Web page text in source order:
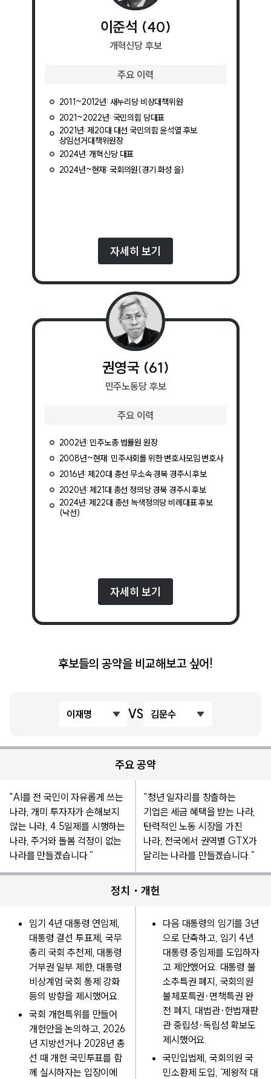
이준석 (40)
개혁신당후보
주요 이력
2011~2012년: 새누리당 비상대책위원
2021~2022년: 국민의힘 당대표
2021년: 제20대 대선 국민의힘 윤석열 후보
상임선거대책위원장
2024년: 개혁신당 대표
2024년~현재: 국회의원(경기 화성 을)
자세히 보기
권영국 (61)
민주노동당후보
주요 이력
2002년: 민주노총 법률원 원장
2008년~현재: 민주사회를 위한 변호사모임 변호사
2016년: 제20대 총선 무소속 경북 경주시 후보
2020년: 제21대 총선 정의당 경북 경주시 후보
2024년: 제22대 총선 녹색정의당 비례대표 후보
(낙선)
자세히 보기
후보들의 공약을 비교해보고 싶어!
이재명 VS 김문수
주요 공약
"AI를 전 국민이 자유롭게 쓰는
나라, 개미 투자자가 손해보지
않는 나라, 4.5일제를 시행하는
나라, 주거와 돌봄 걱정이 없는
나라를 만들겠습니다.”
“청년 일자리를 창출하는
기업은 세금 혜택을 받는 나라,
탄력적인 노동 시장을 가진
나라, 전국에서 권역별 GTX가
달리는 나라를 만들겠습니다.”
정치・개헌
임기 4년 대통령 연임제,
대통령 결선 투표제, 국무
총리 국회 추천제, 대통령
거부권 일부 제한, 대통령
비상계엄 국회 통제 강화
등의 방향을 제시했어요.
국회 개헌특위를 만들어
개헌안을 논의하고, 2026
년 지방선거나 2028년 총
선 때 개헌 국민투표를 함
께 실시하자는 입장이에
다음 대통령의 임기를 3년
으로 단축하고, 임기 4년
대통령 중임제를 도입하자
고 제안했어요. 대통령 불
소추특권 폐지, 국회의원
불체포특권·면책특권 완
전 폐지, 대법관·헌법재판
관 중립성·독립성 확보도
제시했어요.
국민입법제, 국회의원 국
민소환제 도입, ‘제왕적 대